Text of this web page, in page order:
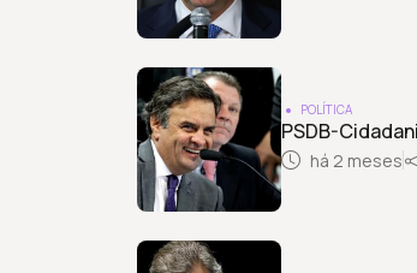
POLÍTICA
PSDB-
há 2 meses